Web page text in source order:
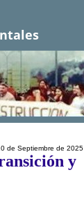
de Septiembre de 2025
y